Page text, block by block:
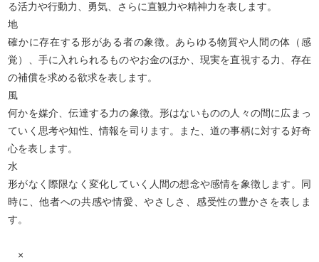
る活力や行動力、勇気、さらに直観力や精神力を表します。
地
確かに存在する形がある者の象徴。あらゆる物質や人間の体（感
覚）、手に入れられるものやお金のほか、現実を直視する力、存在
の補償を求める欲求を表します。
風
何かを媒介、伝達する力の象徴。形はないものの人々の間に広まっ
ていく思考や知性、情報を司ります。また、道の事柄に対する好奇
心を表します。
水
形がなく際限なく変化していく人間の想念や感情を象徴します。同
時に、他者への共感や情愛、やさしさ、感受性の豊かさを表しま
す。
×